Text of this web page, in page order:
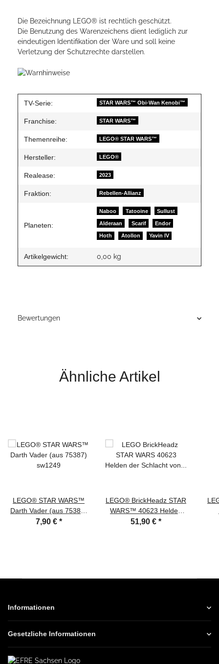
Die Bezeichnung LEGO® ist rechtlich geschützt.
Die Benutzung des Warenzeichens dient lediglich zur
eindeutigen Identifikation der Ware und soll keine
Verletzung der Schutzrechte darstellen.
TV-Serie: STAR WARS™ Obi-Wan Kenobi™
Franchise: STAR WARS™
Themenreihe: LEGO® STAR WARS™
Hersteller: LEGO®
Realease: 2023
Fraktion: Rebellen-Allianz
Planeten:
Naboo Tatooine Sullust
Alderaan Scarif Endor
Hoth Atollon Yavin IV
Artikelgewicht: 0,00 kg
Bewertungen
Ähnliche Artikel
LEGO® STAR WARS™
Darth Vader (aus 75387)
sw1249
7,90 € *
LEGO® BrickHeadz STAR
WARS™ 40623 Helden
der Schlacht von Endor™
51,90 € *
Informationen
Gesetzliche Informationen